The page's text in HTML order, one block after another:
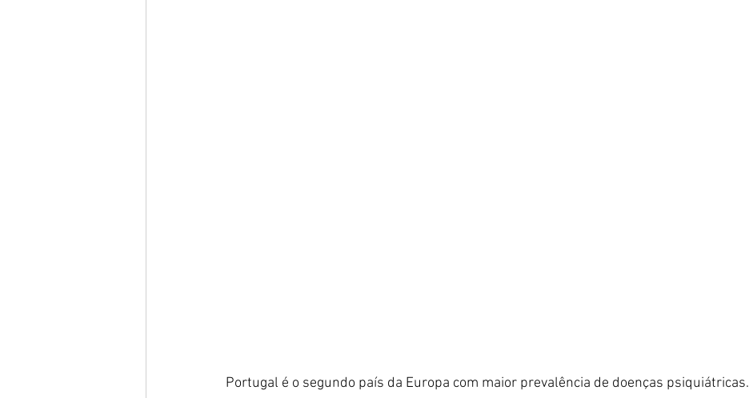
Portugal é o segundo país da Europa com maior prevalência de doenças psiquiátricas.